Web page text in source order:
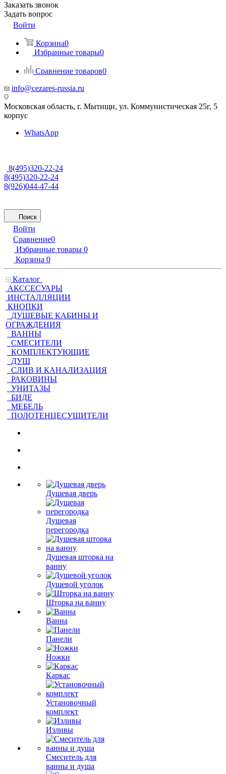
Заказать звонок
Задать вопрос
Войти
Корзина0
Избранные товары0
Сравнение товаров0
info@cezares-russia.ru
Московская область, г. Мытищи, ул. Коммунистическая 25г, 5
корпус
WhatsApp
8(495)320-22-24
8(495)320-22-24
8(926)044-47-44
Поиск
Войти
Сравнение0
Избранные товары 0
Корзина 0
Каталог
АКССЕСУАРЫ
ИНСТАЛЛЯЦИИ
КНОПКИ
ДУШЕВЫЕ КАБИНЫ И
ОГРАЖДЕНИЯ
ВАННЫ
СМЕСИТЕЛИ
КОМПЛЕКТУЮЩИЕ
ДУШ
СЛИВ И КАНАЛИЗАЦИЯ
РАКОВИНЫ
УНИТАЗЫ
БИДЕ
МЕБЕЛЬ
ПОЛОТЕНЦЕСУШИТЕЛИ
Душевая дверь
Душевая
перегородка
Душевая шторка на
ванну
Душевой уголок
Шторка на ванну
Ванна
Панели
Ножки
Каркас
Установочный
комплект
Изливы
Смеситель для
ванны и душа